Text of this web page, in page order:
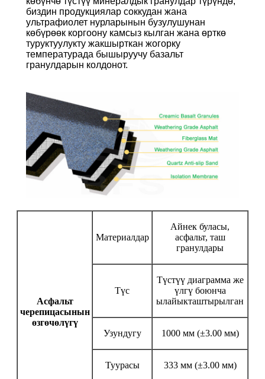
биздин продукциялар соккудан жана
ультрафиолет нурларынын бузулушунан
көбүрөөк коргоону камсыз кылган жана өрткө
туруктуулукту жакшырткан жогорку
температурада бышыруучу базальт
гранулдарын колдонот.
Асфальт
черепицасынын
өзгөчөлүгү
Материалдар
Айнек буласы,
асфальт, таш
гранулдары
Түс
Түстүү диаграмма же
үлгү боюнча
ылайыкташтырылган
Узундугу 1000 мм (±3.00 мм)
Туурасы 333 мм (±3.00 мм)